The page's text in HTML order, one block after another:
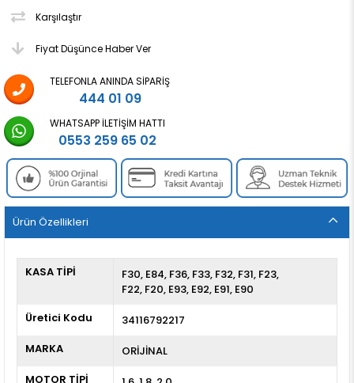
Karşılaştır
Fiyat Düşünce Haber Ver
TELEFONLA ANINDA SIPARIŞ
444 01 09
WHATSAPP İLETIŞIM HATTI
0553 259 65 02
Ürün Özellikleri
KASA TİPİ F30 E84 F36 F33 F32 F31 F23
F22 F20 E93 E92 E91 E90
Üretici Kodu
34116792217
MARKA
ORİJİNAL
MOTOR TİPİ